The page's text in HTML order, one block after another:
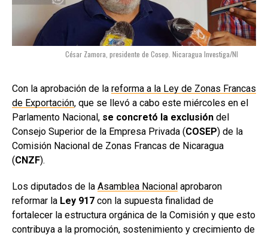
César Zamora, presidente de Cosep. Nicaragua Investiga/NI
Con la aprobación de la reforma a la Ley de Zonas Francas
de Exportación, que se llevó a cabo este miércoles en el
Parlamento Nacional, se concretó la exclusión del
Consejo Superior de la Empresa Privada (COSEP) de la
Comisión Nacional de Zonas Francas de Nicaragua
(CNZF).
Los diputados de la Asamblea Nacional aprobaron
reformar la Ley 917 con la supuesta finalidad de
fortalecer la estructura orgánica de la Comisión y que esto
contribuya a la promoción, sostenimiento y crecimiento de